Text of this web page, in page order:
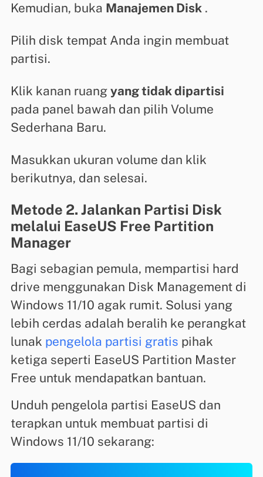
Kemudian, buka Manajemen Disk.
Pilih disk tempat Anda ingin membuat
partisi.
Klik kanan ruang yang tidak dipartisi
pada panel bawah dan pilih Volume
Sederhana Baru.
Masukkan ukuran volume dan klik
berikutnya, dan selesai.
Metode 2. Jalankan Partisi Disk
melalui EaseUS Free Partition
Manager
Bagi sebagian pemula, mempartisi hard
drive menggunakan Disk Management di
Windows 11/10 agak rumit. Solusi yang
lebih cerdas adalah beralih ke perangkat
lunak pengelola partisi gratis pihak
ketiga seperti EaseUS Partition Master
Free untuk mendapatkan bantuan.
Unduh pengelola partisi EaseUS dan
terapkan untuk membuat partisi di
Windows 11/10 sekarang: